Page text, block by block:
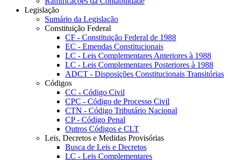
Legislação
Sumário da Legislação
Constituição Federal
CF - Constituição Federal de 1988
EC - Emendas Constitucionais
LC - Leis Complementares Anteriores à 1988
LC - Leis Complementares Posteriores à 1988
ADCT - Disposições Constitucionais Transitórias
Códigos
CC - Código Civil
CPC - Código de Processo Civil
CTN - Código Tributário Nacional
CP - Código Penal
Outros Códigos e CLT
Leis, Decretos e Medidas Provisórias
Busca de Leis e Decretos
LC - Leis Complementares